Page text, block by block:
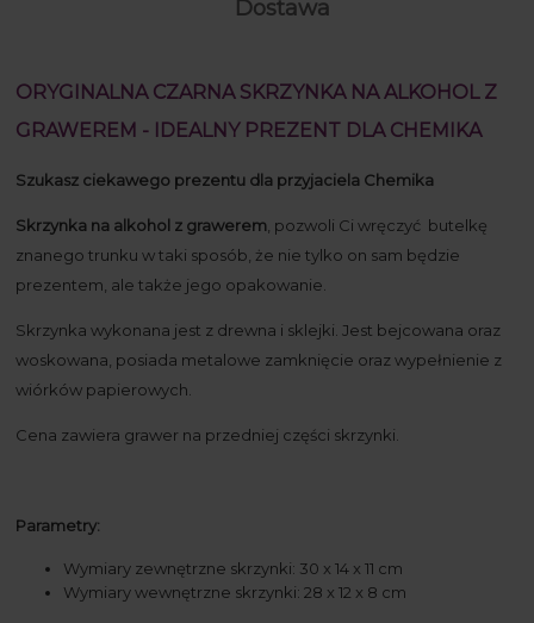
Dostawa
ORYGINALNA CZARNA SKRZYNKA NA ALKOHOL Z
GRAWEREM - IDEALNY PREZENT DLA CHEMIKA
Szukasz ciekawego prezentu dla przyjaciela Chemika
Skrzynka na alkohol z grawerem , pozwoli Ci wręczyć butelkę
znanego trunku w taki sposób, że nie tylko on sam będzie
prezentem, ale także jego opakowanie.
Skrzynka wykonana jest z drewna i sklejki. Jest bejcowana oraz
woskowana, posiada metalowe zamknięcie oraz wypełnienie z
wiórków papierowych.
Cena zawiera grawer na przedniej części skrzynki.
Parametry:
Wymiary zewnętrzne skrzynki: 30 x 14 x 11 cm
Wymiary wewnętrzne skrzynki: 28 x 12 x 8 cm